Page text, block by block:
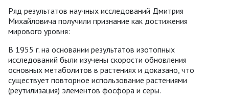
Ряд результатов научных исследований Дмитрия
Михайловича получили признание как достижения
мирового уровня:
В 1955 г. на основании результатов изотопных
исследований были изучены скорости обновления
основных метаболитов в растениях и доказано, что
существует повторное использование растениями
(реутилизация) элементов фосфора и серы.